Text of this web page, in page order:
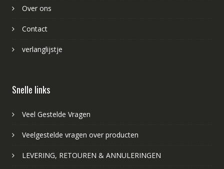
Over ons
Contact
verlanglijstje
Snelle links
Veel Gestelde Vragen
Veelgestelde vragen over producten
LEVERING, RETOUREN & ANNULERINGEN